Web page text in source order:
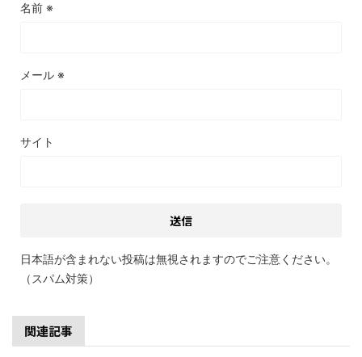
名前 ※
メール ※
サイト
日本語が含まれない投稿は無視されますのでご注意ください。
（スパム対策）
関連記事